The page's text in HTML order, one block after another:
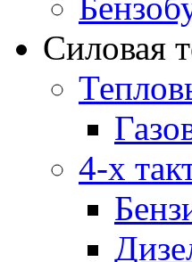
Силовая
4-х